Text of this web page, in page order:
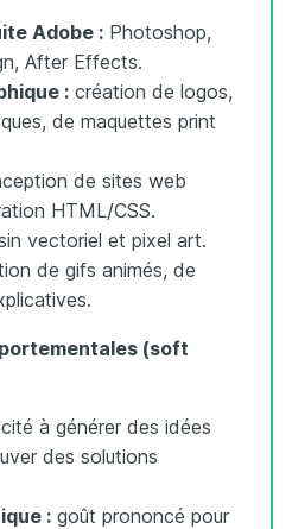
Adobe : Photoshop,
After Effects.
: création de logos,
de maquettes print
de sites web
HTML/CSS.
vectoriel et pixel art.
de gifs animés, de
(soft
à générer des idées
des solutions
: goût prononcé pour